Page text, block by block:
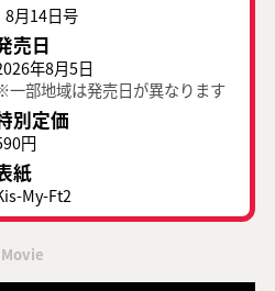
8月14日号
売日
年8月5日
一部地域は発売日が異なります
別定価
円
紙
My-Ft2
Movie